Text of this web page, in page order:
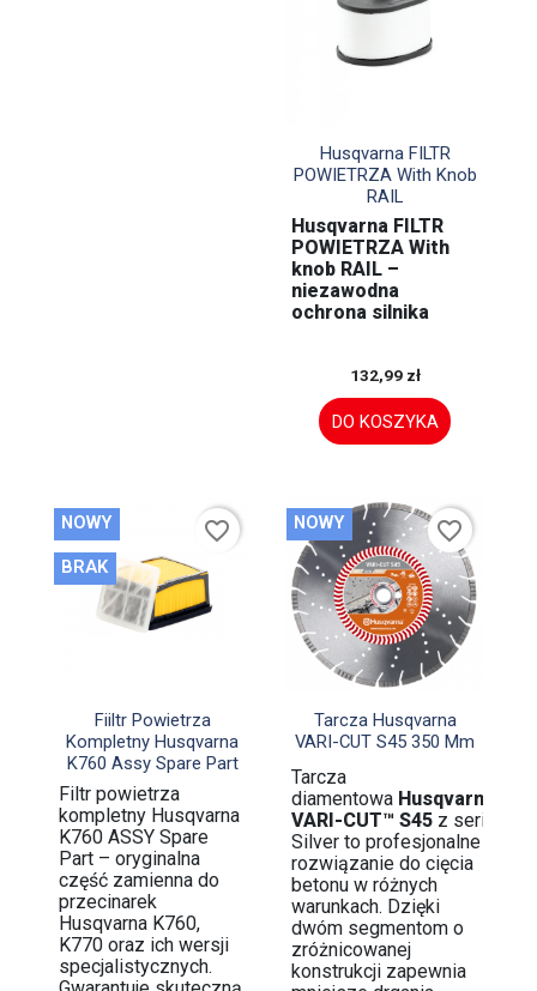
Szybki podgląd
Husqvarna FILTR
POWIETRZA With Knob
RAIL
Husqvarna FILTR
POWIETRZA With
knob RAIL –
niezawodna
ochrona silnika
132,99 zł
DO KOSZYKA
Szybki podgląd
Fiiltr Powietrza
Kompletny Husqvarna
K760 Assy Spare Part
Filtr powietrza
kompletny Husqvarna
K760 ASSY Spare
Part – oryginalna
część zamienna do
przecinarek
Husqvarna K760,
K770 oraz ich wersji
specjalistycznych.
NOWY
BRAK
favorite_border
Szybki podgląd
Tarcza Husqvarna
VARI-CUT S45 350 Mm
Tarcza
diamentowa Husqvarna
VARI-CUT™ S45z serii
Silver to profesjonalne
rozwiązanie do cięcia
betonu w różnych
warunkach. Dzięki
dwóm segmentom o
zróżnicowanej
konstrukcji zapewnia
NOWY favorite_border